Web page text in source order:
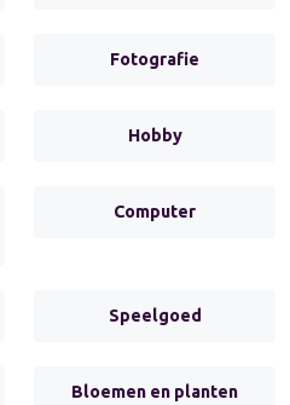
Fotografie
Hobby
Computer
Speelgoed
Bloemen en planten